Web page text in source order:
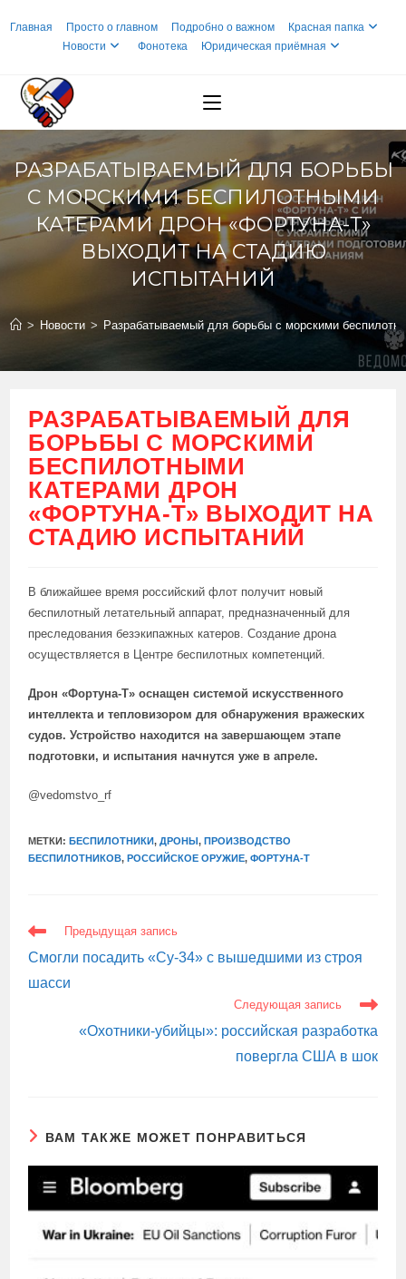
Главная Просто о главном Подробно о важном
Красная папка
Новости
Фонотека Юридическая приёмная
РАЗРАБАТЫВАЕМЫЙ ДЛЯ БОРЬБЫ
С МОРСКИМИ БЕСПИЛОТНЫМИ
КАТЕРАМИ ДРОН «ФОРТУНА-Т»
ВЫХОДИТ НА СТАДИЮ
ИСПЫТАНИЙ
> Новости > Разрабатываемый для борьбы с морскими
РАЗРАБАТЫВАЕМЫЙ ДЛЯ
БОРЬБЫ С МОРСКИМИ
БЕСПИЛОТНЫМИ
КАТЕРАМИ ДРОН
«ФОРТУНА-Т» ВЫХОДИТ НА
СТАДИЮ ИСПЫТАНИЙ
В ближайшее время российский флот получит новый
беспилотный летательный аппарат, предназначенный для
преследования безэкипажных катеров. Создание дрона
осуществляется в Центре беспилотных компетенций.
Дрон «Фортуна-Т» оснащен системой искусственного
интеллекта и тепловизором для обнаружения вражеских
судов. Устройство находится на завершающем этапе
подготовки, и испытания начнутся уже в апреле.
@vedomstvo_rf
МЕТКИ:БЕСПИЛОТНИКИ, ДРОНЫ, ПРОИЗВОДСТВО
БЕСПИЛОТНИКОВ, РОССИЙСКОЕ ОРУЖИЕ, ФОРТУНА-Т
ЕЩЕ
СТАТЬИ
Предыдущая запись
Смогли посадить «Су-34» с вышедшими из строя
шасси
Следующая запись
«Охотники-убийцы»: российская разработка
повергла США в шок
ВАМ ТАКЖЕ МОЖЕТ ПОНРАВИТЬСЯ